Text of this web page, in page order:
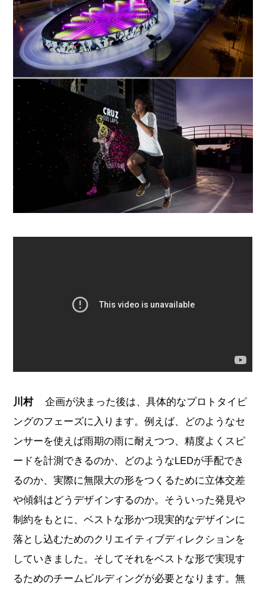
川村
企画が決まった後は、具体的なプロトタイピ
ングのフェーズに入ります。例えば、どのようなセ
ンサーを使えば雨期の雨に耐えつつ、精度よくスピ
ードを計測できるのか、どのようなLEDが手配でき
るのか、実際に無限大の形をつくるために立体交差
や傾斜はどうデザインするのか。そういった発見や
制約をもとに、ベストな形かつ現実的なデザインに
落とし込むためのクリエイティブディレクションを
していきました。そしてそれをベストな形で実現す
るためのチームビルディングが必要となります。無